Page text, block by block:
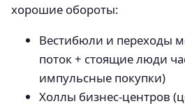
хорошие обороты:
Вестибюли и переходы
поток + стоящие люди
импульсные покупки)
Холлы бизнес-центров